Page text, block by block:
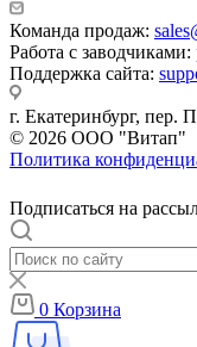
Команда продаж:
Работа с заводчиками:
Поддержка сайта:
г. Екатеринбург, пер.
© 2026 ООО "Витап"
Политика
Подписаться на
0 Корзина